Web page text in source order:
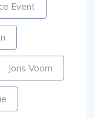
Event
Joris Voorn